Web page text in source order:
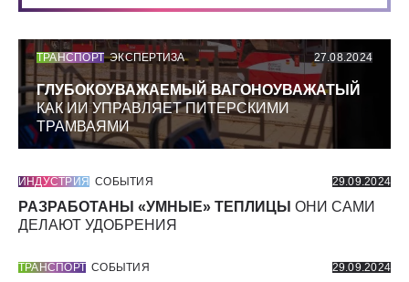
ТРАНСПОРТ ЭКСПЕРТИЗА 27.08.2024
ГЛУБОКОУВАЖАЕМЫЙ ВАГОНОУВАЖАТЫЙ
КАК ИИ УПРАВЛЯЕТ ПИТЕРСКИМИ
ТРАМВАЯМИ
ИНДУСТРИЯ СОБЫТИЯ 29.09.2024
РАЗРАБОТАНЫ «УМНЫЕ» ТЕПЛИЦЫ ОНИ САМИ
ДЕЛАЮТ УДОБРЕНИЯ
ТРАНСПОРТ СОБЫТИЯ 29.09.2024